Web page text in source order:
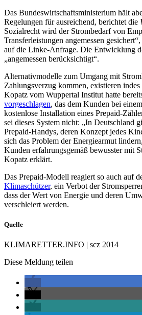
Das Bundeswirtschaftsministerium hält
Regelungen für ausreichend, berichtet die
Sozialrecht wird der Strombedarf von
Transferleistungen angemessen
auf die Linke-Anfrage. Die Entwicklung
„angemessen berücksichtigt“.
Alternativmodelle zum Umgang mit
Zahlungsverzug kommen, existieren
Kopatz vom Wuppertal Institut hatte
vorgeschlagen, das dem Kunden bei
kostenlose Installation eines Prepaid-
sei dieses System nicht: „In Deutschland
Prepaid-Handys, deren Konzept jedes
sich das Problem der Energiearmut
Kunden erfahrungsgemäß bewusster mit
Kopatz erklärt.
Das Prepaid-Modell reagiert so auch auf
Klimaschützer, ein Verbot der
dass der Wert von Energie und deren
verschleiert werden.
Quelle
KLIMARETTER.INFO | scz 2014
Diese Meldung teilen